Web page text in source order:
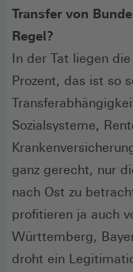
Transfer von
Regel?
In der Tat liegen
Prozent, das ist so
Sozialsysteme,
ganz gerecht, nur
nach Ost zu
profitieren ja auch
Württemberg,
droht ein